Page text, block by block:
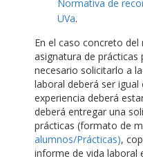
Normativa de
UVa.
En el caso concreto
asignatura de prácticas
necesario solicitarlo a
laboral deberá ser igual
experiencia deberá
deberá entregar una
prácticas (formato de
alumnos/Prácticas),
informe de vida laboral